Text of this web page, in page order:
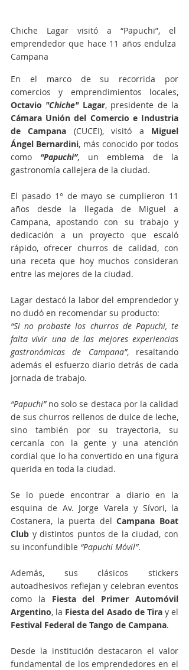
Chiche Lagar visitó a “Papuchi”, el
emprendedor que hace 11 años endulza
Campana
En el marco de su recorrida por
comercios y emprendimientos locales,
Octavio "Chiche" Lagar
Cámara Unión del Comercio e Industria
de Campana (CUCEI), visitó a Miguel
Ángel Bernardini, más conocido por todos
como “Papuchi”, un emblema de la
gastronomía callejera de la ciudad.
El pasado 1° de mayo se cumplieron 11
años desde la llegada de Miguel a
Campana, apostando con su trabajo y
dedicación a un proyecto que escaló
rápido, ofrecer churros de calidad, con
una receta que hoy muchos consideran
entre las mejores de la ciudad.
Lagar destacó la labor del emprendedor y
no dudó en recomendar su producto:
“Si no probaste los churros de Papuchi, te
falta vivir una de las mejores experiencias
gastronómicas de Campana”, resaltando
además el esfuerzo diario detrás de cada
jornada de trabajo.
“Papuchi” no solo se destaca por la calidad
de sus churros rellenos de dulce de leche,
sino también por su trayectoria, su
cercanía con la gente y una atención
cordial que lo ha convertido en una figura
querida en toda la ciudad.
Se lo puede encontrar a diario en la
esquina de Av. Jorge Varela y Sívori, la
Costanera, la puerta del Campana Boat
Club y distintos puntos de la ciudad, con
su inconfundible “Papuchi Móvil”.
Además, sus clásicos stickers
autoadhesivos reflejan y celebran eventos
como la Fiesta del Primer Automóvil
Argentino, la Fiesta del Asado de Tira
Festival Federal de Tango de Campana.
Desde la institución destacaron el valor
fundamental de los emprendedores en el